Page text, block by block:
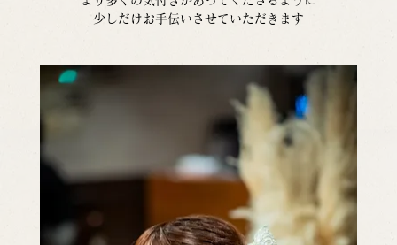
少しだけお手伝いさせていただきます